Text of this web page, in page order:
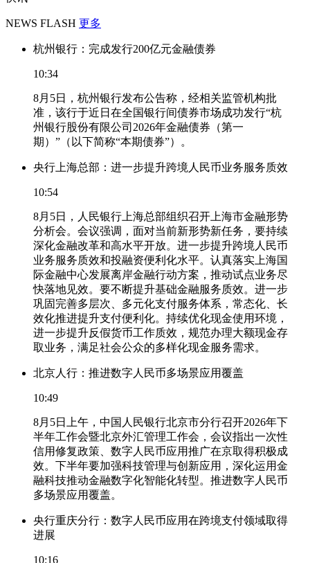
NEWS FLASH 更多
杭州银行：完成发行200亿元金融债券
10:34
8月5日，杭州银行发布公告称，经相关监管机构批
准，该行于近日在全国银行间债券市场成功发行“杭
州银行股份有限公司2026年金融债券（第一
期）”（以下简称“本期债券”）。
央行上海总部：进一步提升跨境人民币业务服务质效
10:54
8月5日，人民银行上海总部组织召开上海市金融形势
分析会。会议强调，面对当前新形势新任务，要持续
深化金融改革和高水平开放。进一步提升跨境人民币
业务服务质效和投融资便利化水平。认真落实上海国
际金融中心发展离岸金融行动方案，推动试点业务尽
快落地见效。要不断提升基础金融服务质效。进一步
巩固完善多层次、多元化支付服务体系，常态化、长
效化推进提升支付便利化。持续优化现金使用环境，
进一步提升反假货币工作质效，规范办理大额现金存
取业务，满足社会公众的多样化现金服务需求。
北京人行：推进数字人民币多场景应用覆盖
10:49
8月5日上午，中国人民银行北京市分行召开2026年下
半年工作会暨北京外汇管理工作会，会议指出一次性
信用修复政策、数字人民币应用推广在京取得积极成
效。下半年要加强科技管理与创新应用，深化运用金
融科技推动金融数字化智能化转型。推进数字人民币
多场景应用覆盖。
央行重庆分行：数字人民币应用在跨境支付领域取得
进展
10:16